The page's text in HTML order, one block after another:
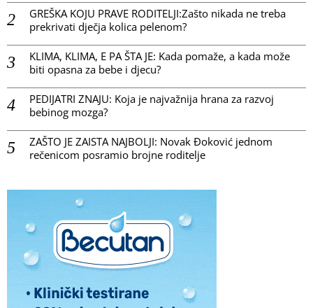
GREŠKA KOJU PRAVE RODITELJI:Zašto nikada ne treba
prekrivati dječja kolica pelenom?
KLIMA, KLIMA, E PA ŠTA JE: Kada pomaže, a kada može
biti opasna za bebe i djecu?
PEDIJATRI ZNAJU: Koja je najvažnija hrana za razvoj
bebinog mozga?
ZAŠTO JE ZAISTA NAJBOLJI: Novak Đoković jednom
rečenicom posramio brojne roditelje